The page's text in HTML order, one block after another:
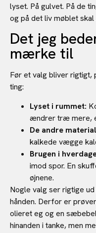
lyset. På gulvet. På de
og på det liv møblet skal
Det jeg
mærke til
Før et valg bliver
ting:
Lyset i rummet:
ændrer træ mere,
De andre
kalkede vægge
Brugen i
imod spor. En
øjnene.
Nogle valg ser rigtige
hånden. Derfor er
olieret eg og en
hinanden i tanke, men